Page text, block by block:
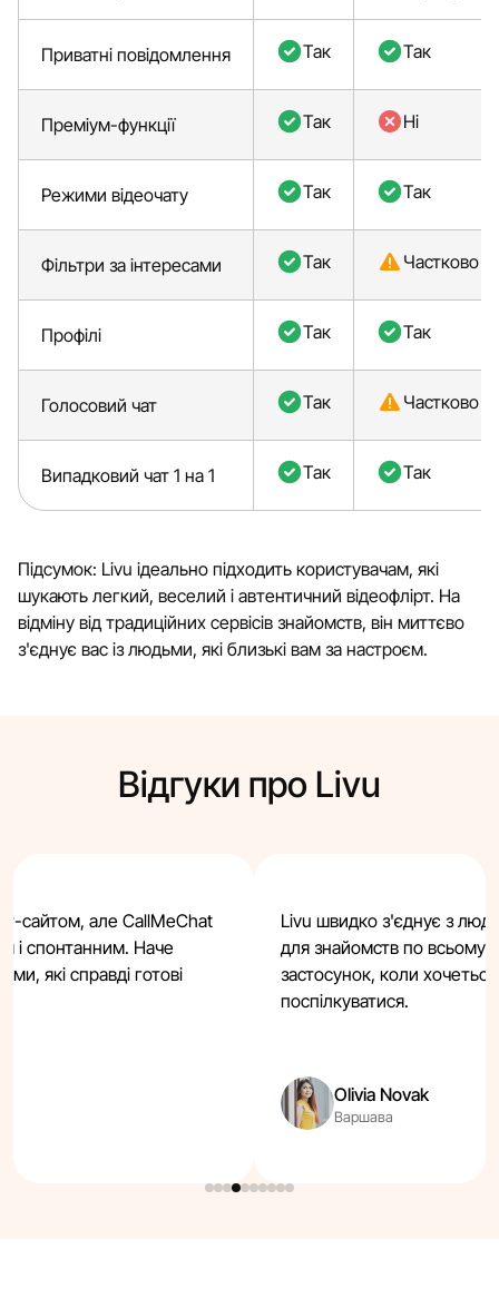
Приватні повідомлення Так Так
Преміум-функції Так Ні
Режими відеочату Так Так
Фільтри за інтересами Так Частково
Профілі Так Так
Голосовий чат Так Частково
Випадковий чат 1 на 1 Так Так
Підсумок: Livu ідеально підходить користувачам, які
шукають легкий, веселий і автентичний відеофлірт. На
відміну від традиційних сервісів знайомств, він миттєво
з'єднує вас із людьми, які близькі вам за настроєм.
Відгуки про Livu
сайтом, але CallMeChat
і спонтанним. Наче
які справді готові
Livu швидко з'єднує з
для знайомств по всьому
застосунок, коли
поспілкуватися.
Olivia Novak
Варшава